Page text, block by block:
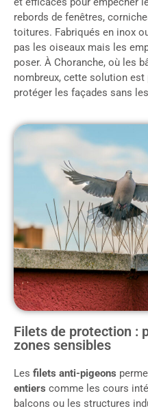
rebords de fenêtres,
toitures. Fabriqués en inox
pas les oiseaux mais les
poser. À Choranche, où les
nombreux, cette solution
protéger les façades sans
Filets de protection :
zones sensibles
Les filets anti-pigeons
entiers comme les cours
balcons ou les structures